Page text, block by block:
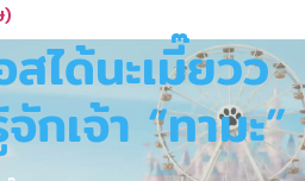
)
ได้นะเมี๊ยวว
กเจ้า “ทามะ”